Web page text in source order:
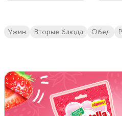
ужин вторые блюда обед